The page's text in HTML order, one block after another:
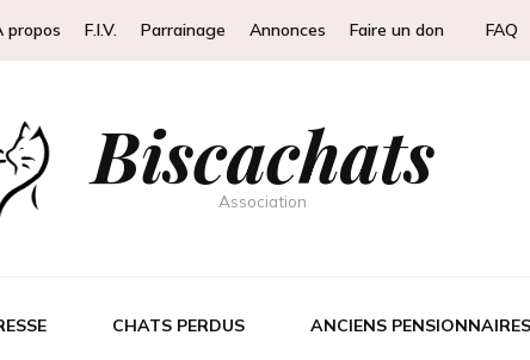
propos F.I.V. Parrainage Annonces Faire un don FAQ
Biscachats
Association
CHATS PERDUS ANCIENS PENSIONNAIRES